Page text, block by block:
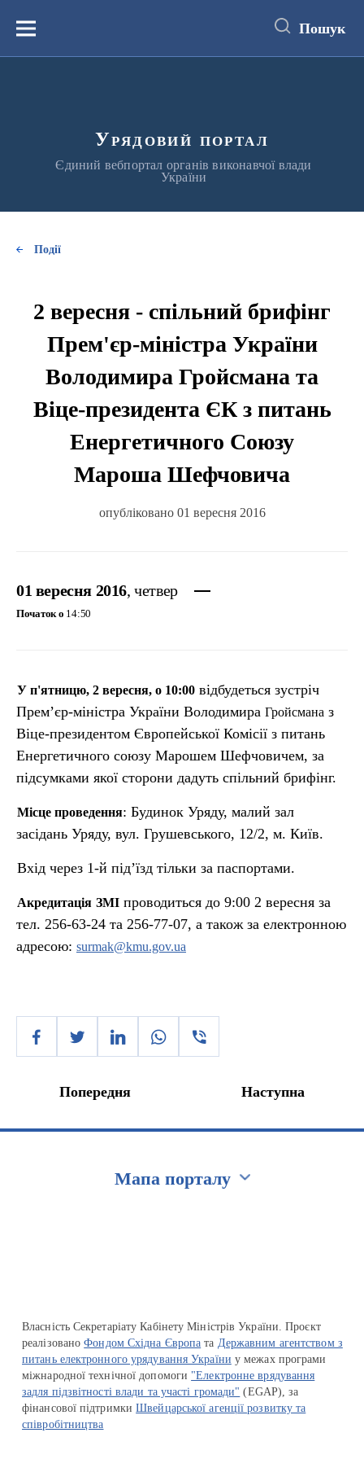
вмістуМеню Пошук
Урядовий портал
Єдиний вебпортал органів виконавчої влади
України
Події
2 вересня - спільний брифінг
Прем'єр-міністра України
Володимира Гройсмана та
Віце-президента ЄК з питань
Енергетичного Союзу
Мароша Шефчовича
опубліковано 01 вересня 2016
01 вересня 2016, четвер
Початок о 14:50
У п'ятницю, 2 вересня, о 10:00 відбудеться зустріч
Прем’єр-міністра України Володимира Гройсмана з
Віце-президентом Європейської Комісії з питань
Енергетичного союзу Марошем Шефчовичем, за
підсумками якої сторони дадуть спільний брифінг.
Місце проведення: Будинок Уряду, малий зал
засідань Уряду, вул. Грушевського, 12/2, м. Київ.
Вхід через 1-й під’їзд тільки за паспортами.
Акредитація ЗМІ проводиться до 9:00 2 вересня за
тел. 256-63-24 та 256-77-07, а також за електронною
адресою: surmak@kmu.gov.ua
Попередня Наступна
Мапа порталу
Власність Секретаріату Кабінету Міністрів України. Проєкт
реалізованоФондом Східна Європа та Державним агентством з
питань електронного урядування України у межах програми
міжнародної технічної допомоги "Електронне врядування
задля підзвітності влади та участі громади" (EGAP), за
фінансової підтримкиШвейцарської агенції розвитку та
співробітництва